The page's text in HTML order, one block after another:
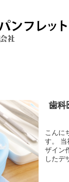
歯科
こんに
す。 当社では、コピーライティングを含めたパンフレット・リーフレットのデ
ザイン作成を代行
したデ